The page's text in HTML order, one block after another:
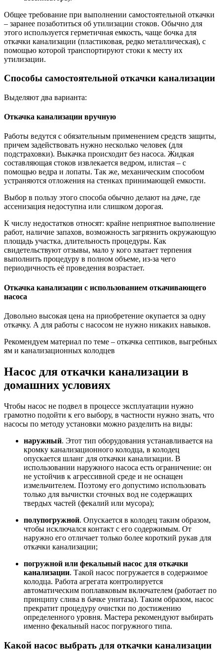
Общее требование при выполнении самостоятельной откачки
– заранее позаботиться об утилизации стоков. Обычно для
этого используется герметичная емкость, чаще бочка для
откачки канализации (пластиковая, редко металлическая), с
помощью которой транспортируют стоки к месту их
утилизации.
Способы самостоятельной откачки канализации
Выделяют два варианта:
Откачка канализации вручную
Работы ведутся с обязательным применением средств защиты,
причем задействовать нужно несколько человек (для
подстраховки). Выкачка происходит без насоса. Жидкая
составляющая стоков извлекается ведром, илистая – с
помощью ведра и лопаты. Так же, механическим способом
устраняются отложения на стенках принимающей емкости.
Выбор в пользу этого способа обычно делают на даче, где
ассенизация недоступна или слишком дорогая.
К числу недостатков относят: крайне неприятное выполнение
работ, наличие запахов, возможность загрязнить окружающую
площадь участка, длительность процедуры. Как
свидетельствуют отзывы, мало у кого хватает терпения
выполнить процедуру в полном объеме, из-за чего
периодичность её проведения возрастает.
Откачка канализации с использованием откачивающего
насоса
Довольно высокая цена на приобретение окупается за одну
откачку. А для работы с насосом не нужно никаких навыков.
Рекомендуем материал по теме – откачка септиков, выгребных
ям и канализационных колодцев
Насос для откачки канализации в
домашних условиях
Чтобы насос не подвел в процессе эксплуатации нужно
грамотно подойти к его выбору, в частности нужно знать, что
насосы по методу установки можно разделить на виды:
наружный. Этот тип оборудования устанавливается на
кромку канализационного колодца, в колодец
опускается шланг для откачки канализации. В
использовании наружного насоса есть ограничение: он
не устойчив к агрессивной среде и не оснащен
измельчителем. Поэтому его допустимо использовать
только для вычистки сточных вод не содержащих
твердых частей (фекалий или мусора);
полупогружной. Опускается в колодец таким образом,
чтобы исключался контакт с его содержимым. От
наружно его отличает только более короткий рукав для
откачки канализации;
погружной или фекальный насос для откачки
канализации. Такой насос погружается в содержимое
колодца. Работа агрегата контролируется
автоматическим поплавковым включателем (работает по
принципу слива в бачке унитаза). Таким образом, насос
прекратит процедуру очистки по достижению
определенного уровня. Мастера рекомендуют выбирать
именно фекальный насос погружного типа.
Какой насос выбрать для откачки канализации